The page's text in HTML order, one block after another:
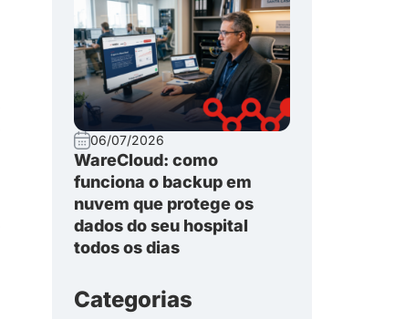
06/07/2026
WareCloud: como
funciona o backup em
nuvem que protege os
dados do seu hospital
todos os dias
Categorias